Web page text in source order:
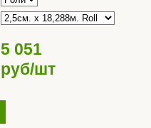
5 051
руб/шт